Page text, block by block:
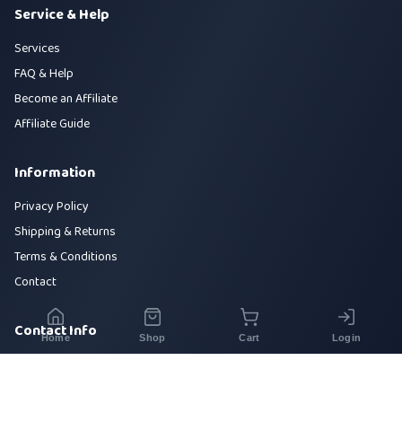
Service & Help
Services
FAQ & Help
Become an Affiliate
Affiliate Guide
Information
Privacy Policy
Shipping & Returns
Terms & Conditions
Contact
Contact Info
Home Shop Cart Login